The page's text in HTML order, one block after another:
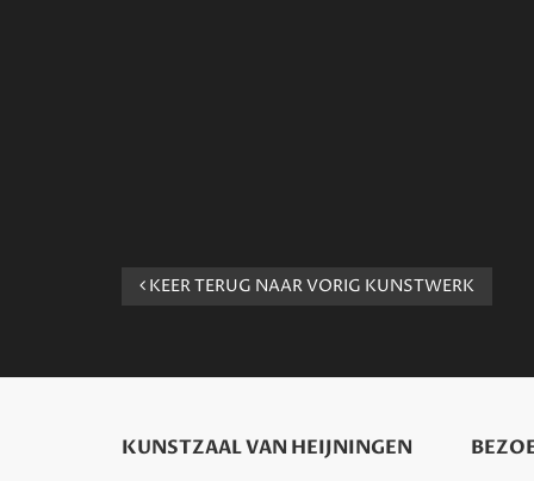
KEER TERUG NAAR VORIG KUNSTWERK
KUNSTZAAL VAN HEIJNINGEN